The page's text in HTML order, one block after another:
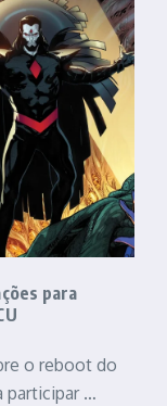
para
o reboot do
participar …